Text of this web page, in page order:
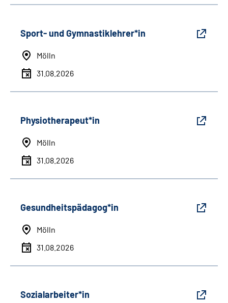
Sport- und Gymnastiklehrer*in
Mölln
31.08.2026
Physiotherapeut*in
Mölln
31.08.2026
Gesundheitspädagog*in
Mölln
31.08.2026
Sozialarbeiter*in